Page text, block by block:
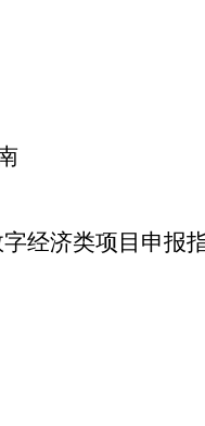
济类项目申报